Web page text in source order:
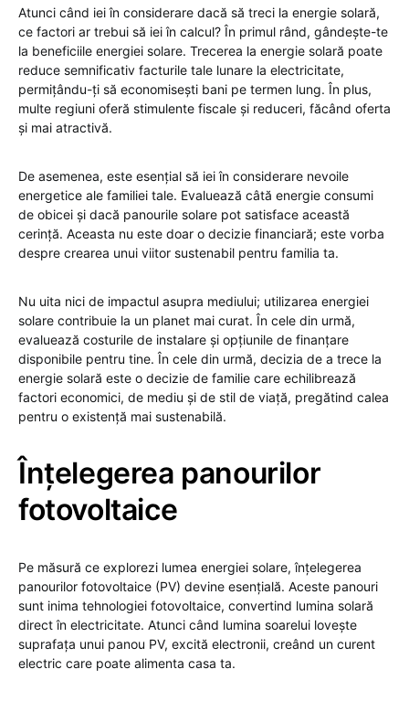
Atunci când iei în considerare dacă să treci la energie solară,
ce factori ar trebui să iei în calcul? În primul rând, gândește-te
la beneficiile energiei solare. Trecerea la energie solară poate
reduce semnificativ facturile tale lunare la electricitate,
permițându-ți să economisești bani pe termen lung. În plus,
multe regiuni oferă stimulente fiscale și reduceri, făcând oferta
și mai atractivă.
De asemenea, este esențial să iei în considerare nevoile
energetice ale familiei tale. Evaluează câtă energie consumi
de obicei și dacă panourile solare pot satisface această
cerință. Aceasta nu este doar o decizie financiară; este vorba
despre crearea unui viitor sustenabil pentru familia ta.
Nu uita nici de impactul asupra mediului; utilizarea energiei
solare contribuie la un planet mai curat. În cele din urmă,
evaluează costurile de instalare și opțiunile de finanțare
disponibile pentru tine. În cele din urmă, decizia de a trece la
energie solară este o decizie de familie care echilibrează
factori economici, de mediu și de stil de viață, pregătind calea
pentru o existență mai sustenabilă.
Înțelegerea panourilor
fotovoltaice
Pe măsură ce explorezi lumea energiei solare, înțelegerea
panourilor fotovoltaice (PV) devine esențială. Aceste panouri
sunt inima tehnologiei fotovoltaice, convertind lumina solară
direct în electricitate. Atunci când lumina soarelui lovește
suprafața unui panou PV, excită electronii, creând un curent
electric care poate alimenta casa ta.